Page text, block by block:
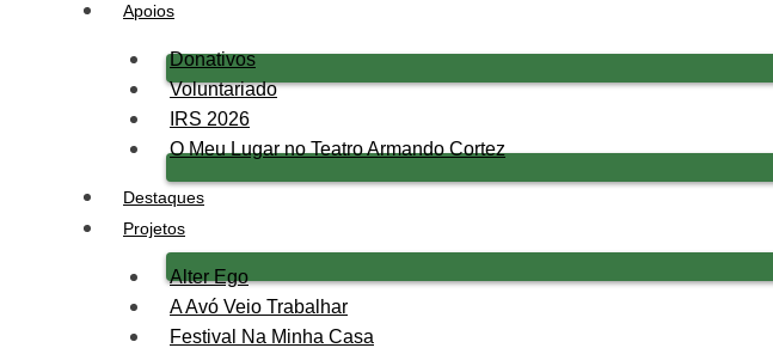
Apoios
Donativos
Voluntariado
IRS 2026
O Meu Lugar no Teatro Armando Cortez
Destaques
Projetos
Alter Ego
A Avó Veio Trabalhar
Festival Na Minha Casa